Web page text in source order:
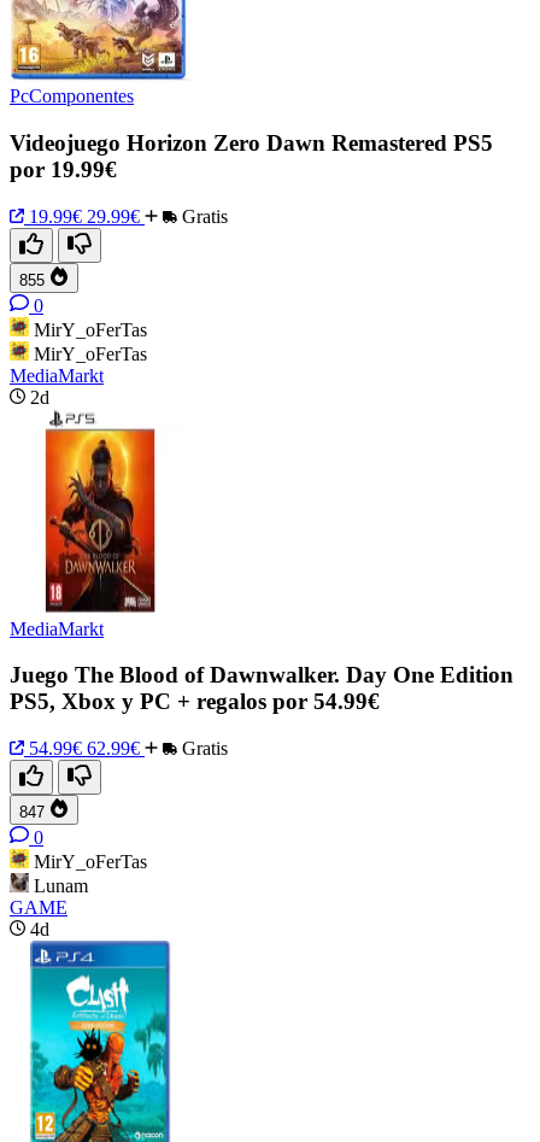
PcComponentes
Videojuego Horizon Zero Dawn Remastered PS5
por 19.99€
19.99€ 29.99€ Gratis
855
0
MirY_oFerTas
MirY_oFerTas
MediaMarkt
2d
MediaMarkt
Juego The Blood of Dawnwalker. Day One Edition
PS5, Xbox y PC + regalos por 54.99€
54.99€ 62.99€ Gratis
847
0
MirY_oFerTas
Lunam
GAME
4d